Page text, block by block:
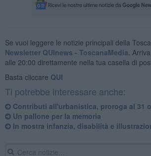
Se vuoi leggere le notizie principali della
Newsletter QUInews - ToscanaMedia.
alle 20:00 direttamente nella tua casella di
Basta cliccare QUI
Ti potrebbe interessare anche:
Contributi all'urbanistica, proroga al 31
Un pallone per la memoria
In mostra infanzia, disabilità e